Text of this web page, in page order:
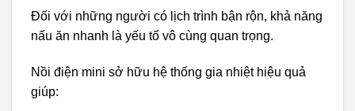
Đối với những người có lịch trình bận rộn, khả năng
nấu ăn nhanh là yếu tố vô cùng quan trọng.
Nồi điện mini sở hữu hệ thống gia nhiệt hiệu quả
giúp: